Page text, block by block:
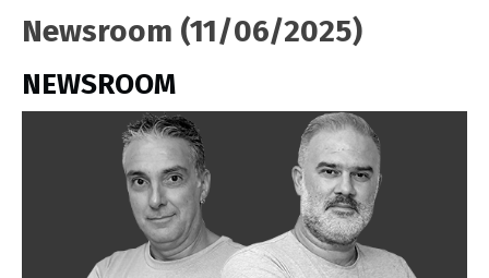
Newsroom (11/06/2025)
NEWSROOM